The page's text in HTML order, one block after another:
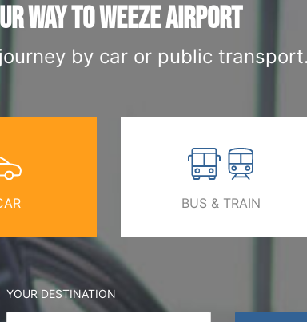
WAY TO WEEZE AIRPORT
by car or public transport.
BUS & TRAIN
YOUR DESTINATION